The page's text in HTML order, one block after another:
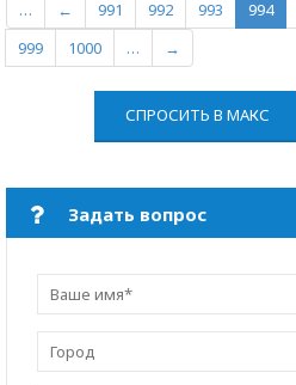
… ← 991 992 993 994
999
1000 … →
СПРОСИТЬ В МАКС
Задать вопрос